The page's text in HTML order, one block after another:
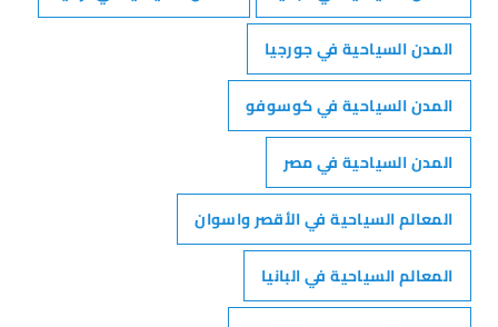
المدن السياحية في جورجيا
المدن السياحية في كوسوفو
المدن السياحية في مصر
المعالم السياحية في الأقصر واسوان
المعالم السياحية في البانيا